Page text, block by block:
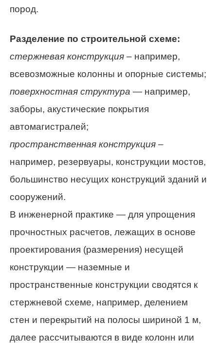
пород.
Разделение по строительной схеме:
стержневая конструкция – например,
всевозможные колонны и опорные системы;
поверхностная структура — например,
заборы, акустические покрытия
автомагистралей;
пространственная конструкция –
например, резервуары, конструкции мостов,
большинство несущих конструкций зданий и
сооружений.
В инженерной практике — для упрощения
прочностных расчетов, лежащих в основе
проектирования (размерения) несущей
конструкции — наземные и
пространственные конструкции сводятся к
стержневой схеме, например, делением
стен и перекрытий на полосы шириной 1 м,
далее рассчитываются в виде колонн или